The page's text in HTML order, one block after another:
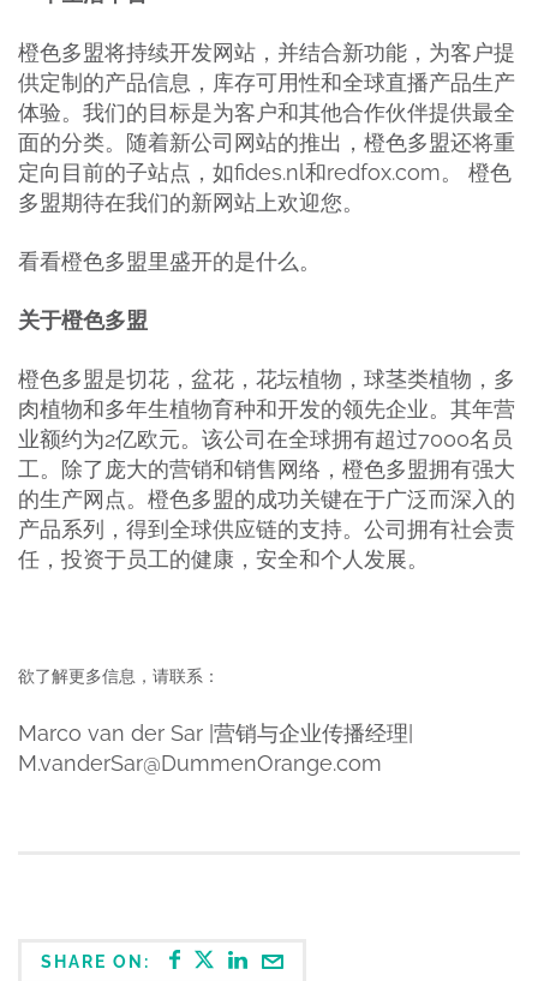
橙色多盟将持续开发网站，并结合新功能，为客户提
供定制的产品信息，库存可用性和全球直播产品生产
体验。我们的目标是为客户和其他合作伙伴提供最全
面的分类。随着新公司网站的推出，橙色多盟还将重
定向目前的子站点，如fides.nl和redfox.com。 橙色
多盟期待在我们的新网站上欢迎您。
看看橙色多盟里盛开的是什么。
关于橙色多盟
橙色多盟是切花，盆花，花坛植物，球茎类植物，多
肉植物和多年生植物育种和开发的领先企业。其年营
业额约为2亿欧元。该公司在全球拥有超过7000名员
工。除了庞大的营销和销售网络，橙色多盟拥有强大
的生产网点。橙色多盟的成功关键在于广泛而深入的
产品系列，得到全球供应链的支持。公司拥有社会责
任，投资于员工的健康，安全和个人发展。
欲了解更多信息，请联系：
Marco van der Sar |营销与企业传播经理|
M.vanderSar@DummenOrange.com
SHARE ON: